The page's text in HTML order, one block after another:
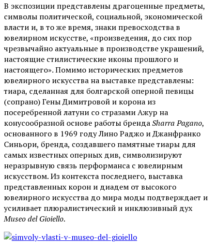
В экспозиции представлены драгоценные предметы,
символы политической, социальной, экономической
власти и, в то же время, знаки превосходства в
ювелирном искусстве, «произведения, до сих пор
чрезвычайно актуальные в производстве украшений,
настоящие стилистические иконы прошлого и
настоящего». Помимо исторических предметов
ювелирного искусства на выставке представлены:
тиара, сделанная для болгарской оперной певицы
(сопрано) Гены Димитровой и корона из
посеребренной латуни со стразами Ажур на
конусообразной основе работы брендаSharra Pagano,
основанного в 1969 году Лино Раджо и Джанфранко
Синьори, бренда, создавшего памятные тиары для
самых известных оперных див, символизируют
неразрывную связь перформанса с ювелирным
искусством. Из контекста последнего, выставка
представленных корон и диадем от высокого
ювелирного искусства до мира моды подтверждает и
усиливает плюралистический и инклюзивный дух
Museo del Gioiello.